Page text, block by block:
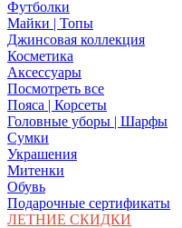
Футболки
Майки | Топы
Джинсовая коллекция
Косметика
Аксессуары
Посмотреть все
Пояса | Корсеты
Головные уборы | Шарфы
Сумки
Украшения
Митенки
Обувь
Подарочные сертификаты
ЛЕТНИЕ СКИДКИ